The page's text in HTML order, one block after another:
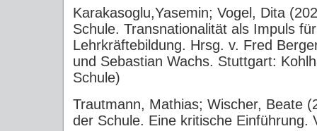
Karakasoglu,Yasemin; Vogel, Dita
Schule. Transnationalität als Impuls
Lehrkräftebildung. Hrsg. v. Fred
und Sebastian Wachs. Stuttgart:
Schule)
Trautmann, Mathias; Wischer, Beate
der Schule. Eine kritische Einführung.